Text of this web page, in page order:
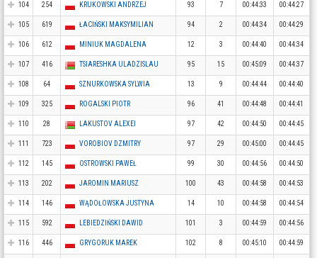
104 254 KRUKOWSKI ANDRZEJ 93 7 00:44:33 00:44:27
105 619 ŁACIŃSKI MAKSYMILIAN 94 2 00:44:34 00:44:29
106 612 MINIUK MAGDALENA 12 3 00:44:40 00:44:34
107 416 TSIARESHKA ULADZISLAU 95 15 00:45:09 00:44:37
108 64 SZNURKOWSKA SYLWIA 13 9 00:44:44 00:44:40
109 325 ROGALSKI PIOTR 96 41 00:44:48 00:44:41
110 28 LAKUSTOV ALEXEI 97 42 00:44:50 00:44:45
111 723 VOROBIOV DZMITRY 97 29 00:45:00 00:44:45
112 145 OSTROWSKI PAWEŁ 99 30 00:44:56 00:44:50
113 202 JAROMIN MARIUSZ 100 43 00:44:58 00:44:53
114 146 WĄDOŁOWSKA JUSTYNA 14 10 00:44:58 00:44:54
115 592 LEBIEDZIŃSKI DAWID 101 3 00:44:59 00:44:56
116 446 GRYGORUK MAREK 102 8 00:45:10 00:44:59